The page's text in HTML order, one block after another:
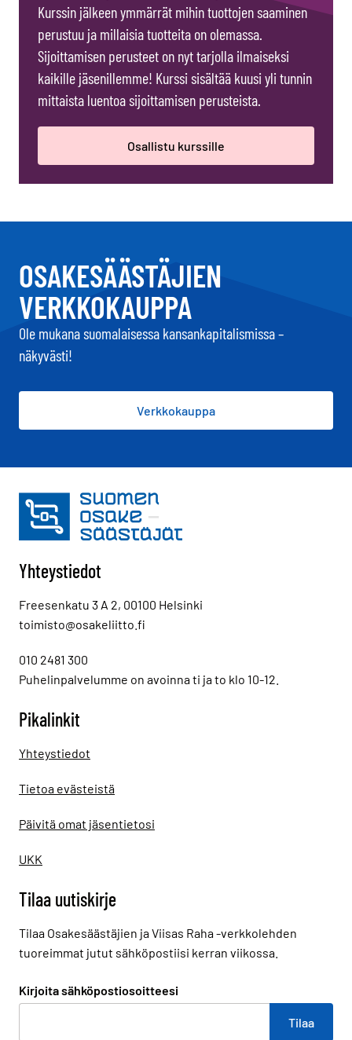
Kurssin jälkeen ymmärrät mihin tuottojen saaminen
perustuu ja millaisia tuotteita on olemassa.
Sijoittamisen perusteet on nyt tarjolla ilmaiseksi
kaikille jäsenillemme! Kurssi sisältää kuusi yli tunnin
mittaista luentoa sijoittamisen perusteista.
Osallistu kurssille
OSAKESÄÄSTÄJIEN
VERKKOKAUPPA
Ole mukana suomalaisessa kansankapitalismissa –
näkyvästi!
Verkkokauppa
Yhteystiedot
Freesenkatu 3 A 2, 00100 Helsinki
toimisto@osakeliitto.fi
010 2481 300
Puhelinpalvelumme on avoinna ti ja to klo 10-12.
Pikalinkit
Yhteystiedot
Tietoa evästeistä
Päivitä omat jäsentietosi
UKK
Tilaa uutiskirje
Tilaa Osakesäästäjien ja Viisas Raha -verkkolehden
tuoreimmat jutut sähköpostiisi kerran viikossa.
Kirjoita sähköpostiosoitteesi